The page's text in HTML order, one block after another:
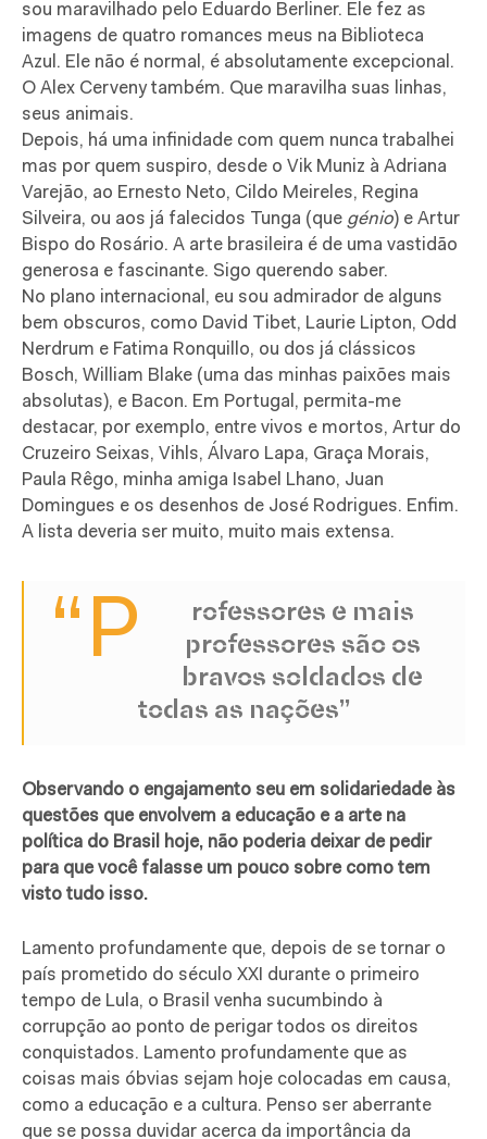
sou maravilhado pelo Eduardo Berliner. Ele fez as
imagens de quatro romances meus na Biblioteca
Azul. Ele não é normal, é absolutamente excepcional.
O Alex Cerveny também. Que maravilha suas linhas,
seus animais.
Depois, há uma infinidade com quem nunca trabalhei
mas por quem suspiro, desde o Vik Muniz à Adriana
Varejão, ao Ernesto Neto, Cildo Meireles, Regina
Silveira, ou aos já falecidos Tunga (que génio) e Artur
Bispo do Rosário. A arte brasileira é de uma vastidão
generosa e fascinante. Sigo querendo saber.
No plano internacional, eu sou admirador de alguns
bem obscuros, como David Tibet, Laurie Lipton, Odd
Nerdrum e Fatima Ronquillo, ou dos já clássicos
Bosch, William Blake (uma das minhas paixões mais
absolutas), e Bacon. Em Portugal, permita-me
destacar, por exemplo, entre vivos e mortos, Artur do
Cruzeiro Seixas, Vihls, Álvaro Lapa, Graça Morais,
Paula Rêgo, minha amiga Isabel Lhano, Juan
Domingues e os desenhos de José Rodrigues. Enfim.
A lista deveria ser muito, muito mais extensa.
“P
rofessores e mais
professores são os
bravos soldados de
todas as nações”
Observando o engajamento seu em solidariedade às
questões que envolvem a educação e a arte na
política do Brasil hoje, não poderia deixar de pedir
para que você falasse um pouco sobre como tem
visto tudo isso.
Lamento profundamente que, depois de se tornar o
país prometido do século XXI durante o primeiro
tempo de Lula, o Brasil venha sucumbindo à
corrupção ao ponto de perigar todos os direitos
conquistados. Lamento profundamente que as
coisas mais óbvias sejam hoje colocadas em causa,
como a educação e a cultura. Penso ser aberrante
que se possa duvidar acerca da importância da